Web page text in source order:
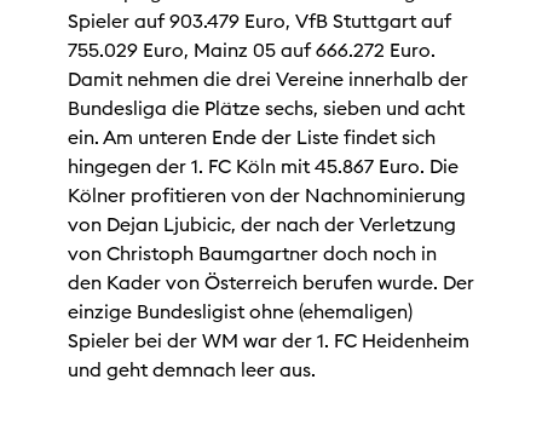
Spieler auf 903.479 Euro, VfB Stuttgart auf
755.029 Euro, Mainz 05 auf 666.272 Euro.
Damit nehmen die drei Vereine innerhalb der
Bundesliga die Plätze sechs, sieben und acht
ein. Am unteren Ende der Liste findet sich
hingegen der 1. FC Köln mit 45.867 Euro. Die
Kölner profitieren von der Nachnominierung
von Dejan Ljubicic, der nach der Verletzung
von Christoph Baumgartner doch noch in
den Kader von Österreich berufen wurde. Der
einzige Bundesligist ohne (ehemaligen)
Spieler bei der WM war der 1. FC Heidenheim
und geht demnach leer aus.